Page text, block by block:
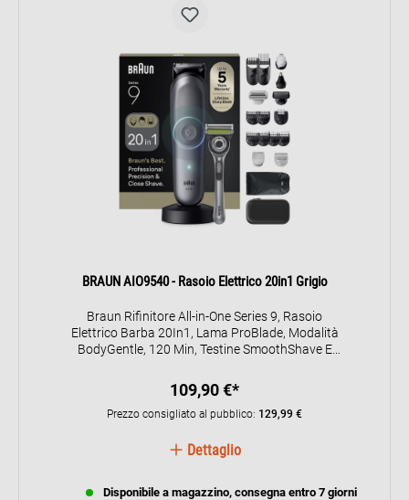
BRAUN AIO9540 - Rasoio Elettrico 20in1 Grigio
Braun Rifinitore All-in-One Series 9, Rasoio
Elettrico Barba 20In1, Lama ProBlade, Modalità
BodyGentle, 120 Min, Testine SmoothShave E
Wet&Dry, Con Rasoio Gillette Labs, AIO9540,
Grigio
109,90 €*
Prezzo consigliato al pubblico: 129,99 €
Dettaglio
Disponibile a magazzino, consegna entro 7 giorni